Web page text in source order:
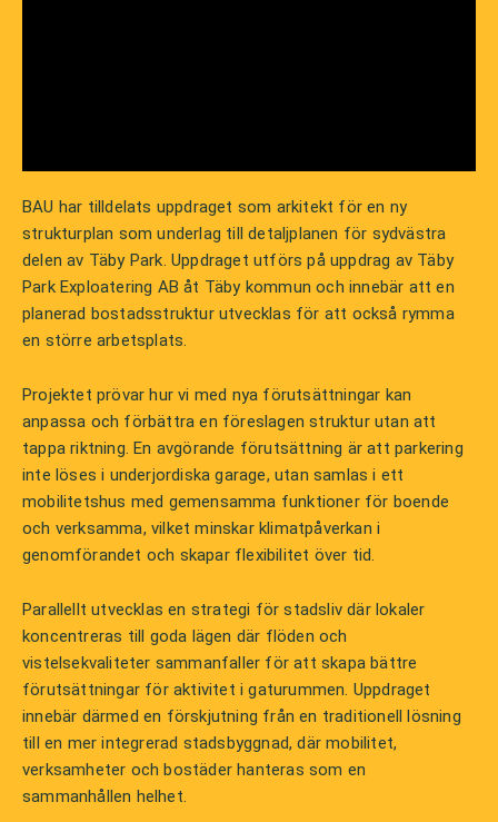
BAU har tilldelats uppdraget som arkitekt för en ny
strukturplan som underlag till detaljplanen för sydvästra
delen av Täby Park. Uppdraget utförs på uppdrag av Täby
Park Exploatering AB åt Täby kommun och innebär att en
planerad bostadsstruktur utvecklas för att också rymma
en större arbetsplats.
Projektet prövar hur vi med nya förutsättningar kan
anpassa och förbättra en föreslagen struktur utan att
tappa riktning. En avgörande förutsättning är att parkering
inte löses i underjordiska garage, utan samlas i ett
mobilitetshus med gemensamma funktioner för boende
och verksamma, vilket minskar klimatpåverkan i
genomförandet och skapar flexibilitet över tid.
Parallellt utvecklas en strategi för stadsliv där lokaler
koncentreras till goda lägen där flöden och
vistelsekvaliteter sammanfaller för att skapa bättre
förutsättningar för aktivitet i gaturummen. Uppdraget
innebär därmed en förskjutning från en traditionell lösning
till en mer integrerad stadsbyggnad, där mobilitet,
verksamheter och bostäder hanteras som en
sammanhållen helhet.